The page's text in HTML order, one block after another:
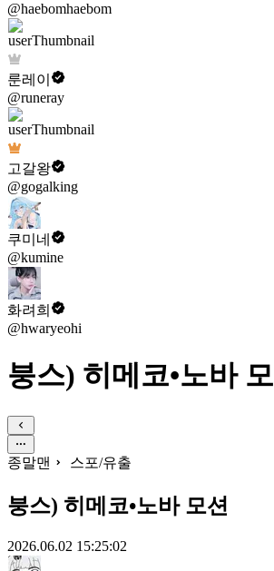
@haebomhaebom
룬레이
@runeray
고갈왕
@gogalking
쿠미네
@kumine
화려희
@hwaryeohi
붕스) 히메코•노바
종말맨 스포/유출
붕스) 히메코•노바 모션
2026.06.02 15:25:02